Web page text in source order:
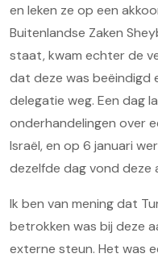
en leken ze op een
Buitenlandse Zaken
staat, kwam echter de
dat deze was beëindigd
delegatie weg. Een dag
onderhandelingen over
Israël, en op 6 januari
dezelfde dag vond deze
Ik ben van mening dat
betrokken was bij deze
externe steun. Het was